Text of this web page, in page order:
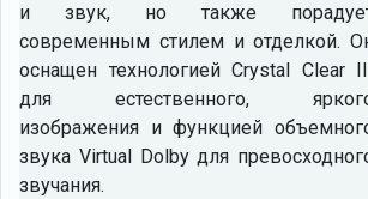
и звук, но также
современным стилем и отделкой.
оснащен технологией Crystal Clear III
для естественного,
изображения и функцией
звука Virtual Dolby для
звучания.